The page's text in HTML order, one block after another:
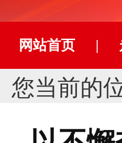
网站首页 |
您当前的